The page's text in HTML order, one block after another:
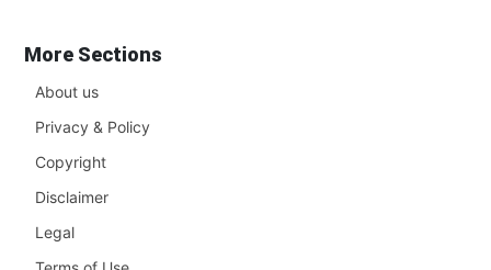
More Sections
About us
Privacy & Policy
Copyright
Disclaimer
Legal